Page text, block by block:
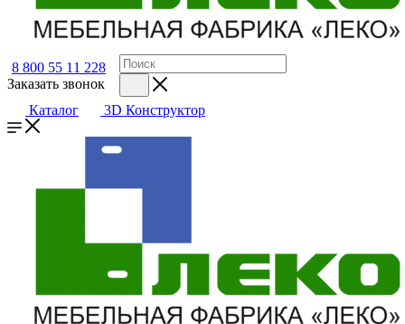
8 800 55 11 228
Заказать звонок
Каталог
3D Конструктор